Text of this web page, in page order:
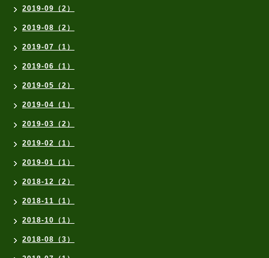
2019-09（2）
2019-08（2）
2019-07（1）
2019-06（1）
2019-05（2）
2019-04（1）
2019-03（2）
2019-02（1）
2019-01（1）
2018-12（2）
2018-11（1）
2018-10（1）
2018-08（3）